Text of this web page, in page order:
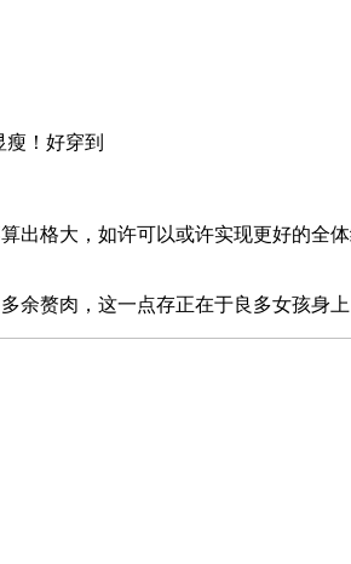
瘦！好穿到
格大，如许可以或许实现更好的全
赘肉，这一点存正在于良多女孩身上